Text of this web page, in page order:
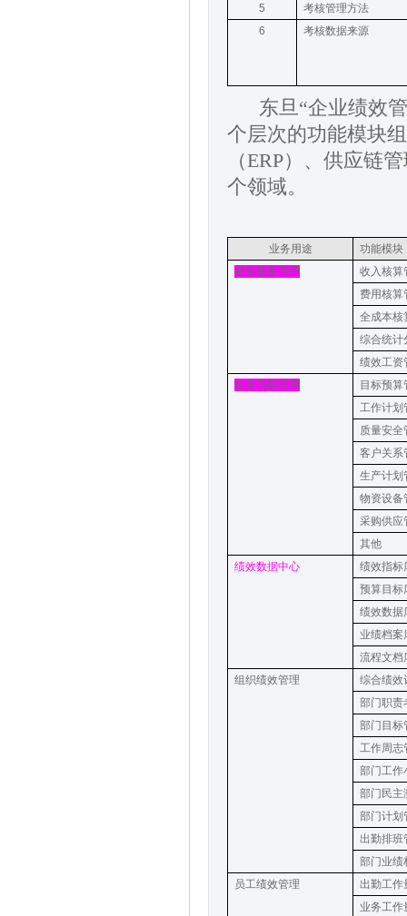
5
考核管理方法
6
考核数据来源
东旦“企业绩效
个层次的功能模块
（ERP）、供应链
个领域。
业务用途
功能模块
财务核算管理
收入核算
费用核算
全成本核
综合统计
绩效工资
业务职能管理
目标预算
工作计划
质量安全
客户关系
生产计划
物资设备
采购供应
其他
绩效数据中心
绩效指标
预算目标
绩效数据
业绩档案
流程文档
组织绩效管理
综合绩效
部门职责
部门目标
工作周志
部门工作
部门民主
部门计划
出勤排班
部门业绩
员工绩效管理
出勤工作
业务工作